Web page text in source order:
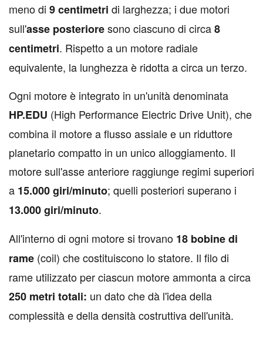
meno di 9 centimetri di larghezza; i due motori
sull'asse posterioresono ciascuno di circa8
centimetri. Rispetto a un motore radiale
equivalente, la lunghezza è ridotta a circa un terzo.
Ogni motore è integrato in un'unità denominata
HP.EDU (High Performance Electric Drive Unit), che
combina il motore a flusso assiale e un riduttore
planetario compatto in un unico alloggiamento. Il
motore sull'asse anteriore raggiunge regimi superiori
a 15.000 giri/minuto; quelli posteriori superano i
13.000 giri/minuto.
All'interno di ogni motore si trovano 18 bobine di
rame (coil) che costituiscono lo statore. Il filo di
rame utilizzato per ciascun motore ammonta a circa
250 metri totali: un dato che dà l'idea della
complessità e della densità costruttiva dell'unità.